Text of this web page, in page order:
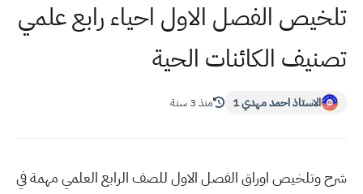
تلخيص الفصل الاول احياء رابع علمي
تصنيف الكائنات الحية
الاستاذ احمد مهدي 1 منذ 3 سنة
شرح وتلخيص اوراق الفصل الاول للصف الرابع العلمي مهمة في